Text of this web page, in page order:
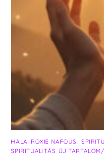
HÁLA ROXIE NAFOUSI
SPIRITUALITÁS ÚJ